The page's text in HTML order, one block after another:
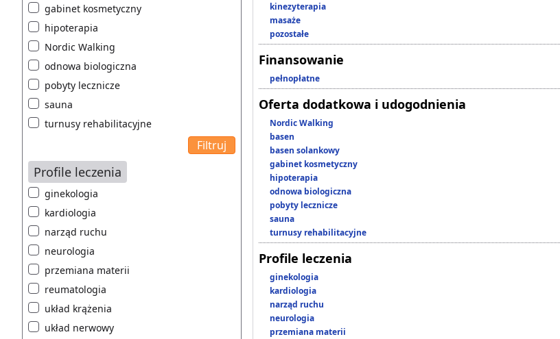
gabinet kosmetyczny
hipoterapia
Nordic Walking
odnowa biologiczna
pobyty lecznicze
sauna
turnusy rehabilitacyjne
Profile leczenia
ginekologia
kardiologia
narząd ruchu
neurologia
przemiana materii
reumatologia
układ krążenia
układ nerwowy
kinezyterapia
masaże
pozostałe
Finansowanie
pełnopłatne
Oferta dodatkowa i udogodnienia
Nordic Walking
basen
basen solankowy
gabinet kosmetyczny
hipoterapia
odnowa biologiczna
pobyty lecznicze
sauna
turnusy rehabilitacyjne
Profile leczenia
ginekologia
kardiologia
narząd ruchu
neurologia
przemiana materii